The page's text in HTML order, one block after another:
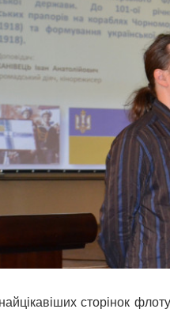
сторінок